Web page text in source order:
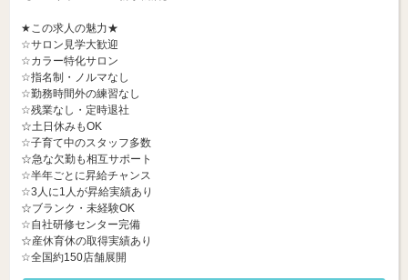
★この求人の魅力★
☆サロン見学大歓迎
☆カラー特化サロン
☆指名制・ノルマなし
☆勤務時間外の練習なし
☆残業なし・定時退社
☆土日休みもOK
☆子育て中のスタッフ多数
☆急な欠勤も相互サポート
☆半年ごとに昇給チャンス
☆3人に1人が昇給実績あり
☆ブランク・未経験OK
☆自社研修センター完備
☆産休育休の取得実績あり
☆全国約150店舗展開